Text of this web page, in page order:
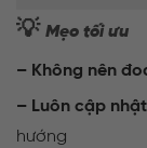
💡 Mẹo tối ưu
– Không nên
– Luôn cập nhật
hướng